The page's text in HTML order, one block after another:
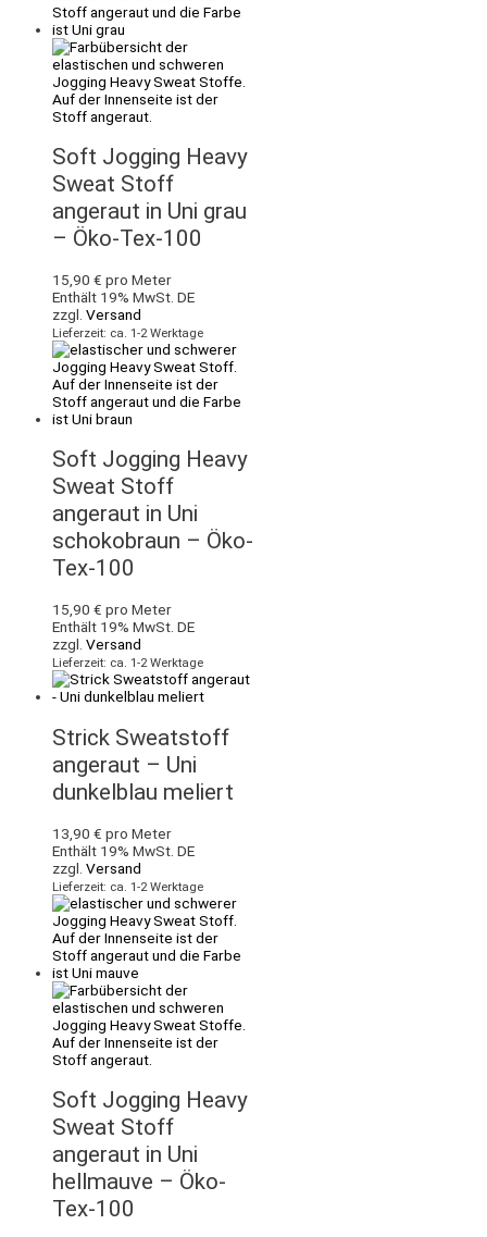
Soft Jogging Heavy
Sweat Stoff
angeraut in Uni grau
– Öko-Tex-100
15,90 € pro Meter
Enthält 19% MwSt. DE
zzgl. Versand
Lieferzeit: ca. 1-2 Werktage
Soft Jogging Heavy
Sweat Stoff
angeraut in Uni
schokobraun – Öko-
Tex-100
15,90 € pro Meter
Enthält 19% MwSt. DE
zzgl. Versand
Lieferzeit: ca. 1-2 Werktage
Strick Sweatstoff
angeraut – Uni
dunkelblau meliert
13,90 € pro Meter
Enthält 19% MwSt. DE
zzgl. Versand
Lieferzeit: ca. 1-2 Werktage
Soft Jogging Heavy
Sweat Stoff
angeraut in Uni
hellmauve – Öko-
Tex-100